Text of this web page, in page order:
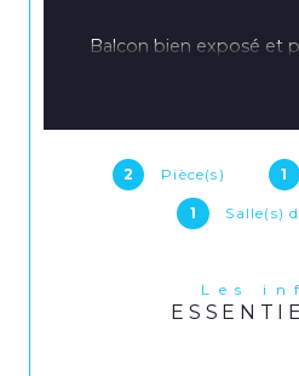
2 Pièce(s) 1
1 Salle(s)
Les
Balcon bien exposé et
(485€+35)
BAIL SIGNE LE 17/11/
LE 17/11/2023)
APPARTEMENT